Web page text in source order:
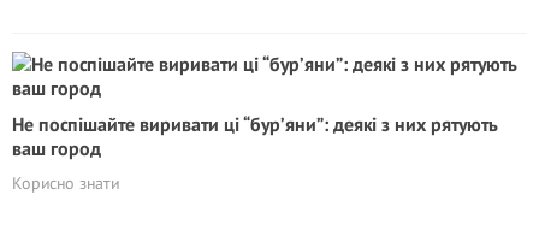
Не поспішайте виривати ці “бур’яни”: деякі з них рятують
ваш город
Корисно знати